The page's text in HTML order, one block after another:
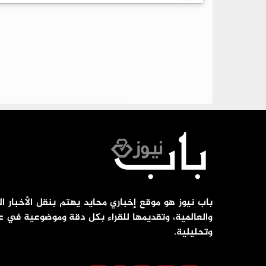
باب نيوز هو موقع إخباري محايد يهتم بنقل الأخبار
والعالمية، وتقديمها للقراء بكل دقة وموضوعية في
وتحليلية.